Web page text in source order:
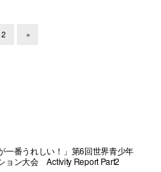
2 »
一番うれしい！」第6回世界青少年
ョン大会 Activity Report Part2